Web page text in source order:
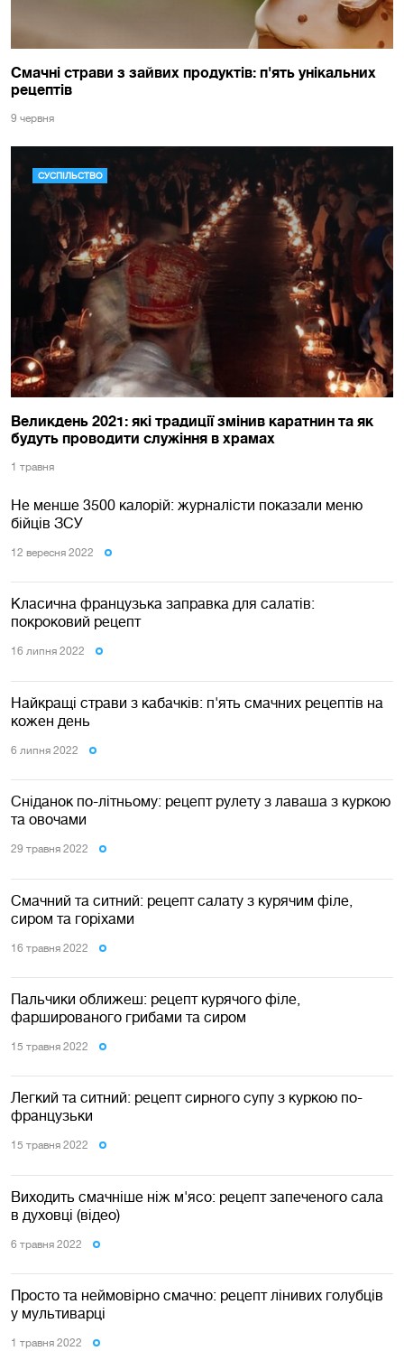
Смачні страви з зайвих продуктів: п'ять унікальних
рецептів
9 червня
СУСПІЛЬСТВО
Великдень 2021: які традиції змінив каратнин та як
будуть проводити служіння в храмах
1 травня
Не менше 3500 калорій: журналісти показали меню
бійців ЗСУ
12 вересня 2022
Класична французька заправка для салатів:
покроковий рецепт
16 липня 2022
Найкращі страви з кабачків: п'ять смачних рецептів на
кожен день
6 липня 2022
Сніданок по-літньому: рецепт рулету з лаваша з куркою
та овочами
29 травня 2022
Смачний та ситний: рецепт салату з курячим філе,
сиром та горіхами
16 травня 2022
Пальчики оближеш: рецепт курячого філе,
фаршированого грибами та сиром
15 травня 2022
Легкий та ситний: рецепт сирного супу з куркою по-
французьки
15 травня 2022
Виходить смачніше ніж м'ясо: рецепт запеченого сала
в духовці (відео)
6 травня 2022
Просто та неймовірно смачно: рецепт лінивих голубців
у мультиварці
1 травня 2022